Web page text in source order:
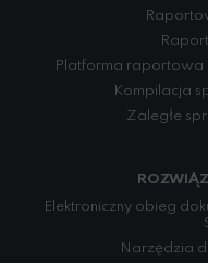
Platforma raportowa
Kompilacja
Zaległe
Elektroniczny obieg
Narzędzia